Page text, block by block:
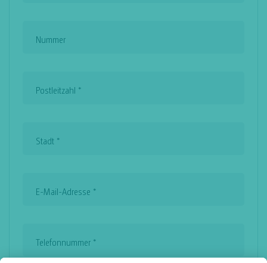
Nummer
Postleitzahl *
Stadt *
E-Mail-Adresse *
Telefonnummer *